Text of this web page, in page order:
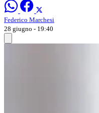
Federico Marchesi
28 giugno - 19:40